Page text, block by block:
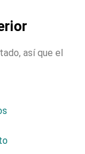
así que el